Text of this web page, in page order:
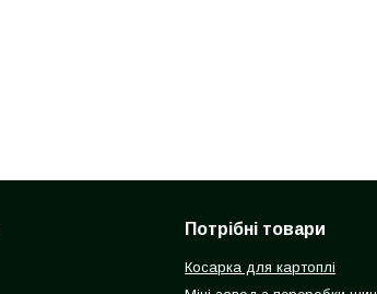
Потрібні товари
Косарка для картоплі